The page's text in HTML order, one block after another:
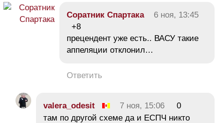
Соратник Спартака
6 ноя, 13:45
+8
прецендент уже есть.. ВАСУ такие
аппеляции отклонил…
Ответить
valera_odesit 7 ноя, 15:06
0
там по другой схеме да и ЕСПЧ никто